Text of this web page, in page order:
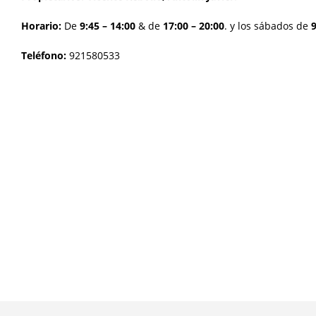
Horario: De 9:45 – 14:00 & de 17:00 – 20:00. y los sábados de
Teléfono: 921580533